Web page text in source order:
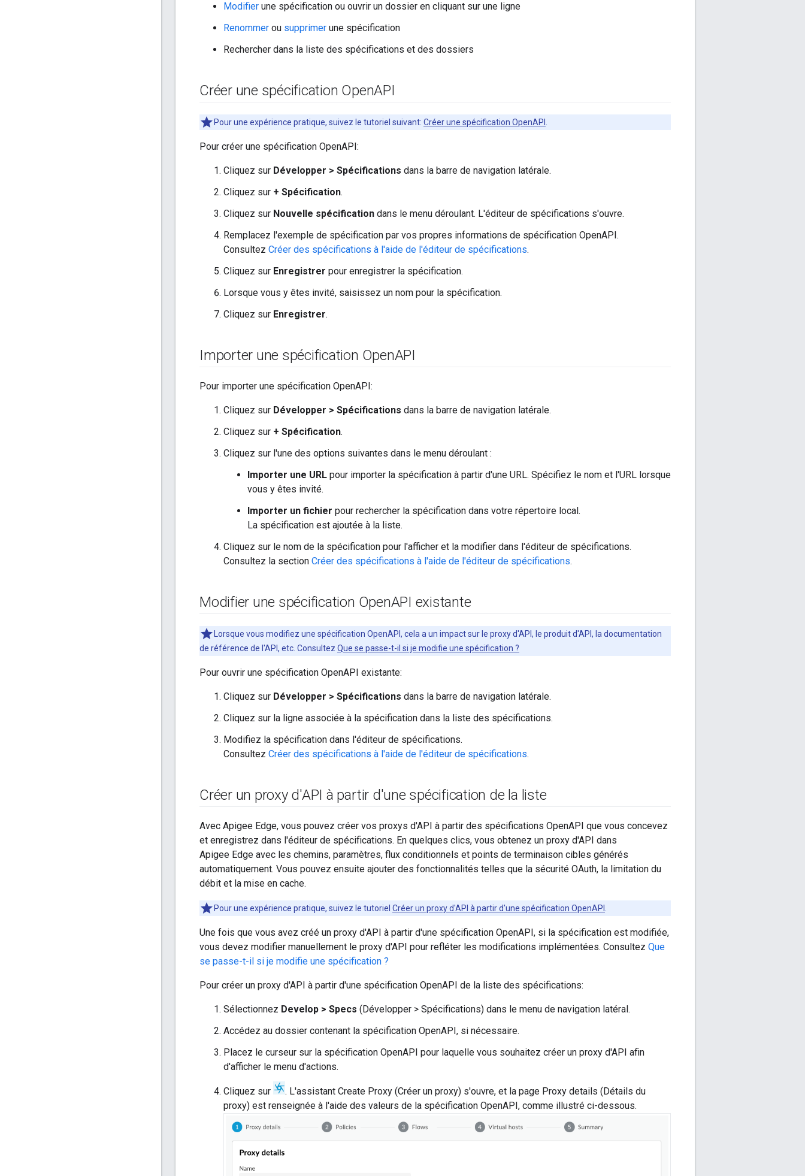
Modifier une spécification ou ouvrir un dossier en cliquant sur une ligne
Renommer ou supprimer une spécification
Rechercher dans la liste des spécifications et des dossiers
Créer une spécification OpenAPI
Pour une expérience pratique, suivez le tutoriel suivant: Créer une spécification OpenAPI .
Pour créer une spécification OpenAPI:
Cliquez sur Développer > Spécifications dans la barre de navigation latérale.
Cliquez sur + Spécification.
Cliquez sur Nouvelle spécification dans le menu déroulant. L'éditeur de spécifications s'ouvre.
Remplacez l'exemple de spécification par vos propres informations de spécification OpenAPI.
Consultez Créer des spécifications à l'aide de l'éditeur de spécifications.
Cliquez sur Enregistrer pour enregistrer la spécification.
Lorsque vous y êtes invité, saisissez un nom pour la spécification.
Cliquez sur Enregistrer.
Importer une spécification OpenAPI
Pour importer une spécification OpenAPI:
Cliquez sur Développer > Spécifications dans la barre de navigation latérale.
Cliquez sur + Spécification.
Cliquez sur l'une des options suivantes dans le menu déroulant :
Importer une URL pour importer la spécification à partir d'une URL. Spécifiez le nom et l'URL lorsque
vous y êtes invité.
Importer un fichier pour rechercher la spécification dans votre répertoire local.
La spécification est ajoutée à la liste.
Cliquez sur le nom de la spécification pour l'afficher et la modifier dans l'éditeur de spécifications.
Consultez la section Créer des spécifications à l'aide de l'éditeur de spécifications.
Modifier une spécification OpenAPI existante
Lorsque vous modifiez une spécification OpenAPI, cela a un impact sur le proxy d'API, le produit d'API, la documentation
de référence de l'API, etc. Consultez Que se passe-t-il si je modifie une spécification ?
Pour ouvrir une spécification OpenAPI existante:
Cliquez sur Développer > Spécifications dans la barre de navigation latérale.
Cliquez sur la ligne associée à la spécification dans la liste des spécifications.
Modifiez la spécification dans l'éditeur de spécifications.
Consultez Créer des spécifications à l'aide de l'éditeur de spécifications.
Créer un proxy d'API à partir d'une spécification de la liste
Avec Apigee Edge, vous pouvez créer vos proxys d'API à partir des spécifications OpenAPI que vous concevez
et enregistrez dans l'éditeur de spécifications. En quelques clics, vous obtenez un proxy d'API dans
Apigee Edge avec les chemins, paramètres, flux conditionnels et points de terminaison cibles générés
automatiquement. Vous pouvez ensuite ajouter des fonctionnalités telles que la sécurité OAuth, la limitation du
débit et la mise en cache.
Pour une expérience pratique, suivez le tutoriel Créer un proxy d'API à partir d'une spécification OpenAPI .
Une fois que vous avez créé un proxy d'API à partir d'une spécification OpenAPI, si la spécification est modifiée,
vous devez modifier manuellement le proxy d'API pour refléter les modifications implémentées. Consultez Que
se passe-t-il si je modifie une spécification ?
Pour créer un proxy d'API à partir d'une spécification OpenAPI de la liste des spécifications:
Sélectionnez Develop > Specs (Développer > Spécifications) dans le menu de navigation latéral.
Accédez au dossier contenant la spécification OpenAPI, si nécessaire.
Placez le curseur sur la spécification OpenAPI pour laquelle vous souhaitez créer un proxy d'API afin
d'afficher le menu d'actions.
Cliquez sur
. L'assistant Create Proxy (Créer un proxy) s'ouvre, et la page Proxy details (Détails du
proxy) est renseignée à l'aide des valeurs de la spécification OpenAPI, comme illustré ci-dessous.